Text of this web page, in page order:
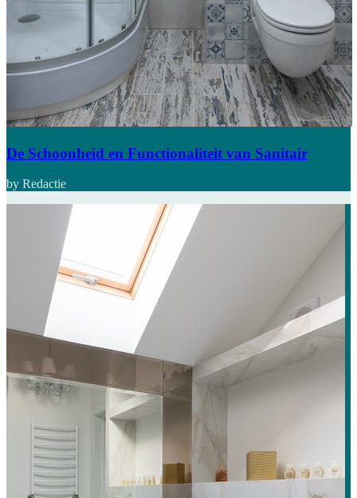
De Schoonheid en Functionaliteit van Sanitair
by Redactie